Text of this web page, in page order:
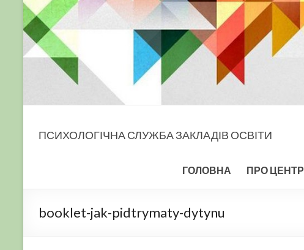
ПСИХОЛОГІЧНА СЛУЖБА ЗАКЛАДІВ ОСВІТИ
ГОЛОВНА ПРО ЦЕНТР
booklet-jak-pidtrymaty-dytynu